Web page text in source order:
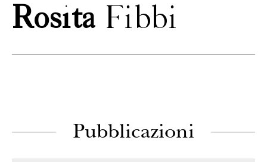
RositaFibbi
Pubblicazioni